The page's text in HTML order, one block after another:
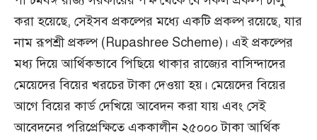
করা হয়েছে, সেইসব প্রকল্পের মধ্যে একটি প্রকল্প রয়েছে, যার
নাম রূপশ্রী প্রকল্প (Rupashree Scheme)। এই প্রকল্পের
মধ্য দিয়ে আর্থিকভাবে পিছিয়ে থাকার রাজ্যের বাসিন্দাদের
মেয়েদের বিয়ের খরচের টাকা দেওয়া হয়। মেয়েদের বিয়ের
আগে বিয়ের কার্ড দেখিয়ে আবেদন করা যায় এবং সেই
আবেদনের পরিপ্রেক্ষিতে এককালীন ২৫০০০ টাকা আর্থিক